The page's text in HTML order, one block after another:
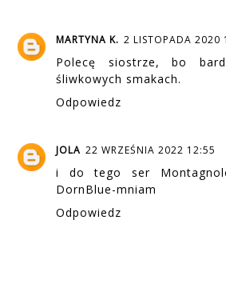
MARTYNA K. 2 LISTOPADA 2020
Polecę siostrze, bo
śliwkowych smakach.
Odpowiedz
JOLA 22 WRZEŚNIA 2022 12:55
i do tego ser
DornBlue-mniam
Odpowiedz